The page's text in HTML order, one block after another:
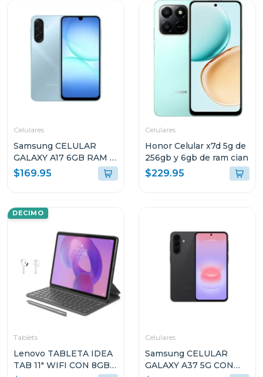
Celulares
Samsung CELULAR
GALAXY A17 6GB RAM Y
128GB
ALMACENAMIENTO
$169.95
Celulares
Honor Celular x7d 5g de
256gb y 6gb de ram cian
$229.95
DECIMO
Tablets
Lenovo TABLETA IDEA
TAB 11" WIFI CON 8GB
Celulares
Samsung CELULAR
GALAXY A37 5G CON